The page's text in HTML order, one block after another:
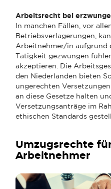
Arbeitsrecht bei
In manchen Fällen, vor
Betriebsverlagerungen,
Arbeitnehmer/in aufgrund
Tätigkeit gezwungen
akzeptieren. Die
den Niederlanden bieten
ungerechten
an diese Gesetze halten
Versetzungsanträge im
ethischen Standards
Umzugsrechte
Arbeitnehmer